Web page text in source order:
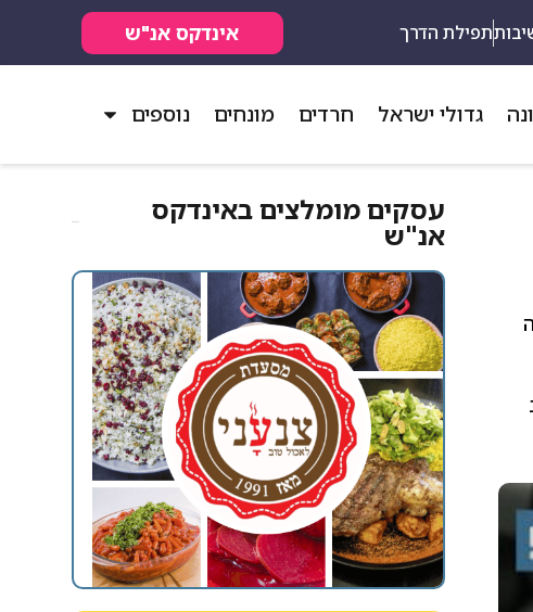
תפילת הדרך אינדקס אנ"ש
גדולי ישראל חרדים מונחים נוספים
עסקים מומלצים באינדקס
אנ"ש​